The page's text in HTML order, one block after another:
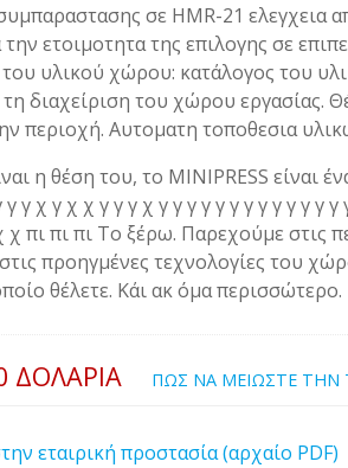
σε HMR-21 ελεγχεια
ετοιμοτητα της επιλογης σε
υλικού χώρου: κατάλογος του
τη διαχείριση του χώρου εργασίας.
περιοχή. Αυτοματη τοποθεσια
η θέση του, το MINIPRESS είναι
γ γ χ γ χ χ γ γ γ χ γ γ γ γ γ γ γ γ γ γ
χ πι πι πι Το ξέρω. Παρεχούμε στις
προηγμένες τεχνολογίες του
θέλετε. Κάι ακ όμα περισσώτερο.
ΔΟΛΆΡΙΑ ΠΩΣ ΝΑ ΜΕΙΩΣΤΕ ΤΗΝ
εταιρική προστασία (αρχαίο PDF)